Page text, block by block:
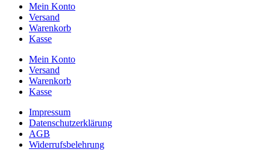
Mein Konto
Versand
Warenkorb
Kasse
Mein Konto
Versand
Warenkorb
Kasse
Impressum
Datenschutzerklärung
AGB
Widerrufsbelehrung